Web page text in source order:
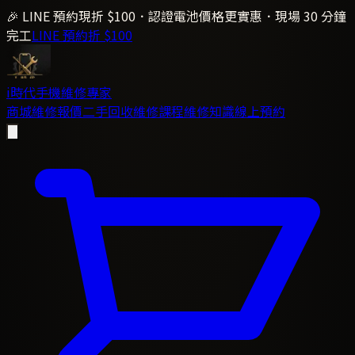
🎉 LINE 預約現折 $100．認證電池價格更實惠．現場 30 分鐘
完工LINE 預約折 $100
i時代手機維修專家
商城維修報價二手回收維修課程維修知識線上預約